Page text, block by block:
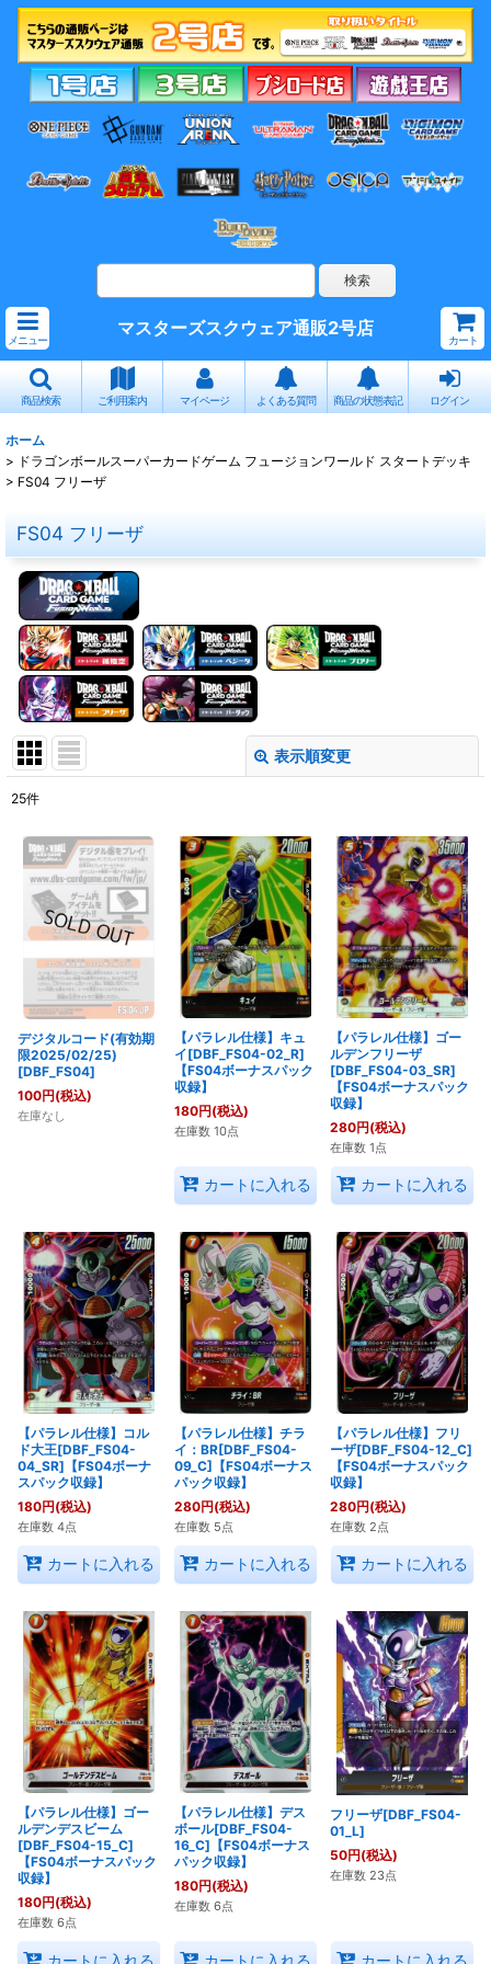
メニュー
マスターズスクウェア通販2号店
カート
商品検索 ご利用案内 マイページ よくある質問 商品の状態表記 ログイン
ホーム
> ドラゴンボールスーパーカードゲーム フュージョンワールド スタートデッキ
> FS04 フリーザ
FS04 フリーザ
表示順変更
在庫あり
並び順:
絞り込む
25件
デジタルコード(有効期
限2025/02/25)
[DBF_FS04]
100円(税込)
在庫なし
【パラレル仕様】キュ
イ[DBF_FS04-02_R]
【FS04ボーナスパック
収録】
180円(税込)
在庫数 10点
カートに入れる
【パラレル仕様】ゴー
ルデンフリーザ
[DBF_FS04-03_SR]
【FS04ボーナスパック
収録】
280円(税込)
在庫数 1点
カートに入れる
【パラレル仕様】コル
ド大王[DBF_FS04-
04_SR]【FS04ボーナ
スパック収録】
180円(税込)
在庫数 4点
カートに入れる
【パラレル仕様】チラ
イ：BR[DBF_FS04-
09_C]【FS04ボーナス
パック収録】
280円(税込)
在庫数 5点
カートに入れる
【パラレル仕様】フリ
ーザ[DBF_FS04-12_C]
【FS04ボーナスパック
収録】
280円(税込)
在庫数 2点
カートに入れる
【パラレル仕様】ゴー
ルデンデスビーム
[DBF_FS04-15_C]
【FS04ボーナスパック
収録】
180円(税込)
在庫数 6点
カートに入れる
【パラレル仕様】デス
ボール[DBF_FS04-
16_C]【FS04ボーナス
パック収録】
180円(税込)
在庫数 6点
カートに入れる
フリーザ[DBF_FS04-
01_L]
50円(税込)
在庫数 23点
カートに入れる